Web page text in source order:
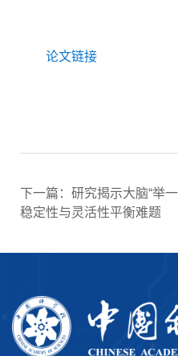
论文链接
下一篇：研究揭示大脑“举
稳定性与灵活性平衡难题